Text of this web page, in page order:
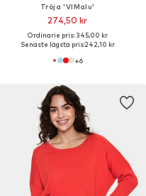
Tröja 'VIMalu'
274,50 kr
Ordinarie pris: 345,00 kr
Senaste lägsta pris:242,10 kr
+6